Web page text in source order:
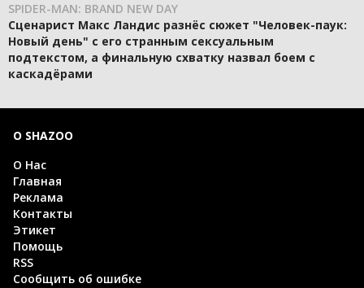
SPIDER-MAN: BRAND NEW DAY
Сценарист Макс Ландис разнёс сюжет "Человек-паук:
Новый день" с его странным сексуальным
подтекстом, а финальную схватку назвал боем с
каскадёрами
О SHAZOO
О Нас
Главная
Реклама
Контакты
Этикет
Помощь
RSS
Сообщить об ошибке